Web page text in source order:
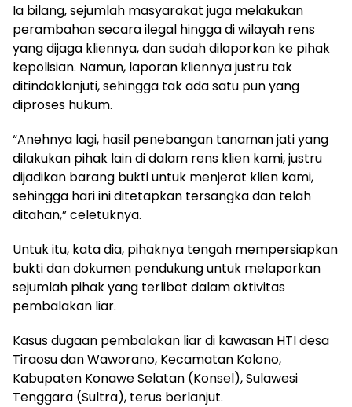
Ia bilang, sejumlah masyarakat juga melakukan
perambahan secara ilegal hingga di wilayah rens
yang dijaga kliennya, dan sudah dilaporkan ke pihak
kepolisian. Namun, laporan kliennya justru tak
ditindaklanjuti, sehingga tak ada satu pun yang
diproses hukum.
“Anehnya lagi, hasil penebangan tanaman jati yang
dilakukan pihak lain di dalam rens klien kami, justru
dijadikan barang bukti untuk menjerat klien kami,
sehingga hari ini ditetapkan tersangka dan telah
ditahan,” celetuknya.
Untuk itu, kata dia, pihaknya tengah mempersiapkan
bukti dan dokumen pendukung untuk melaporkan
sejumlah pihak yang terlibat dalam aktivitas
pembalakan liar.
Kasus dugaan pembalakan liar di kawasan HTI desa
Tiraosu dan Waworano, Kecamatan Kolono,
Kabupaten Konawe Selatan (Konsel), Sulawesi
Tenggara (Sultra), terus berlanjut.